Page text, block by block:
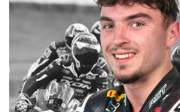
PARTENAIRES
accéder à la billetterie